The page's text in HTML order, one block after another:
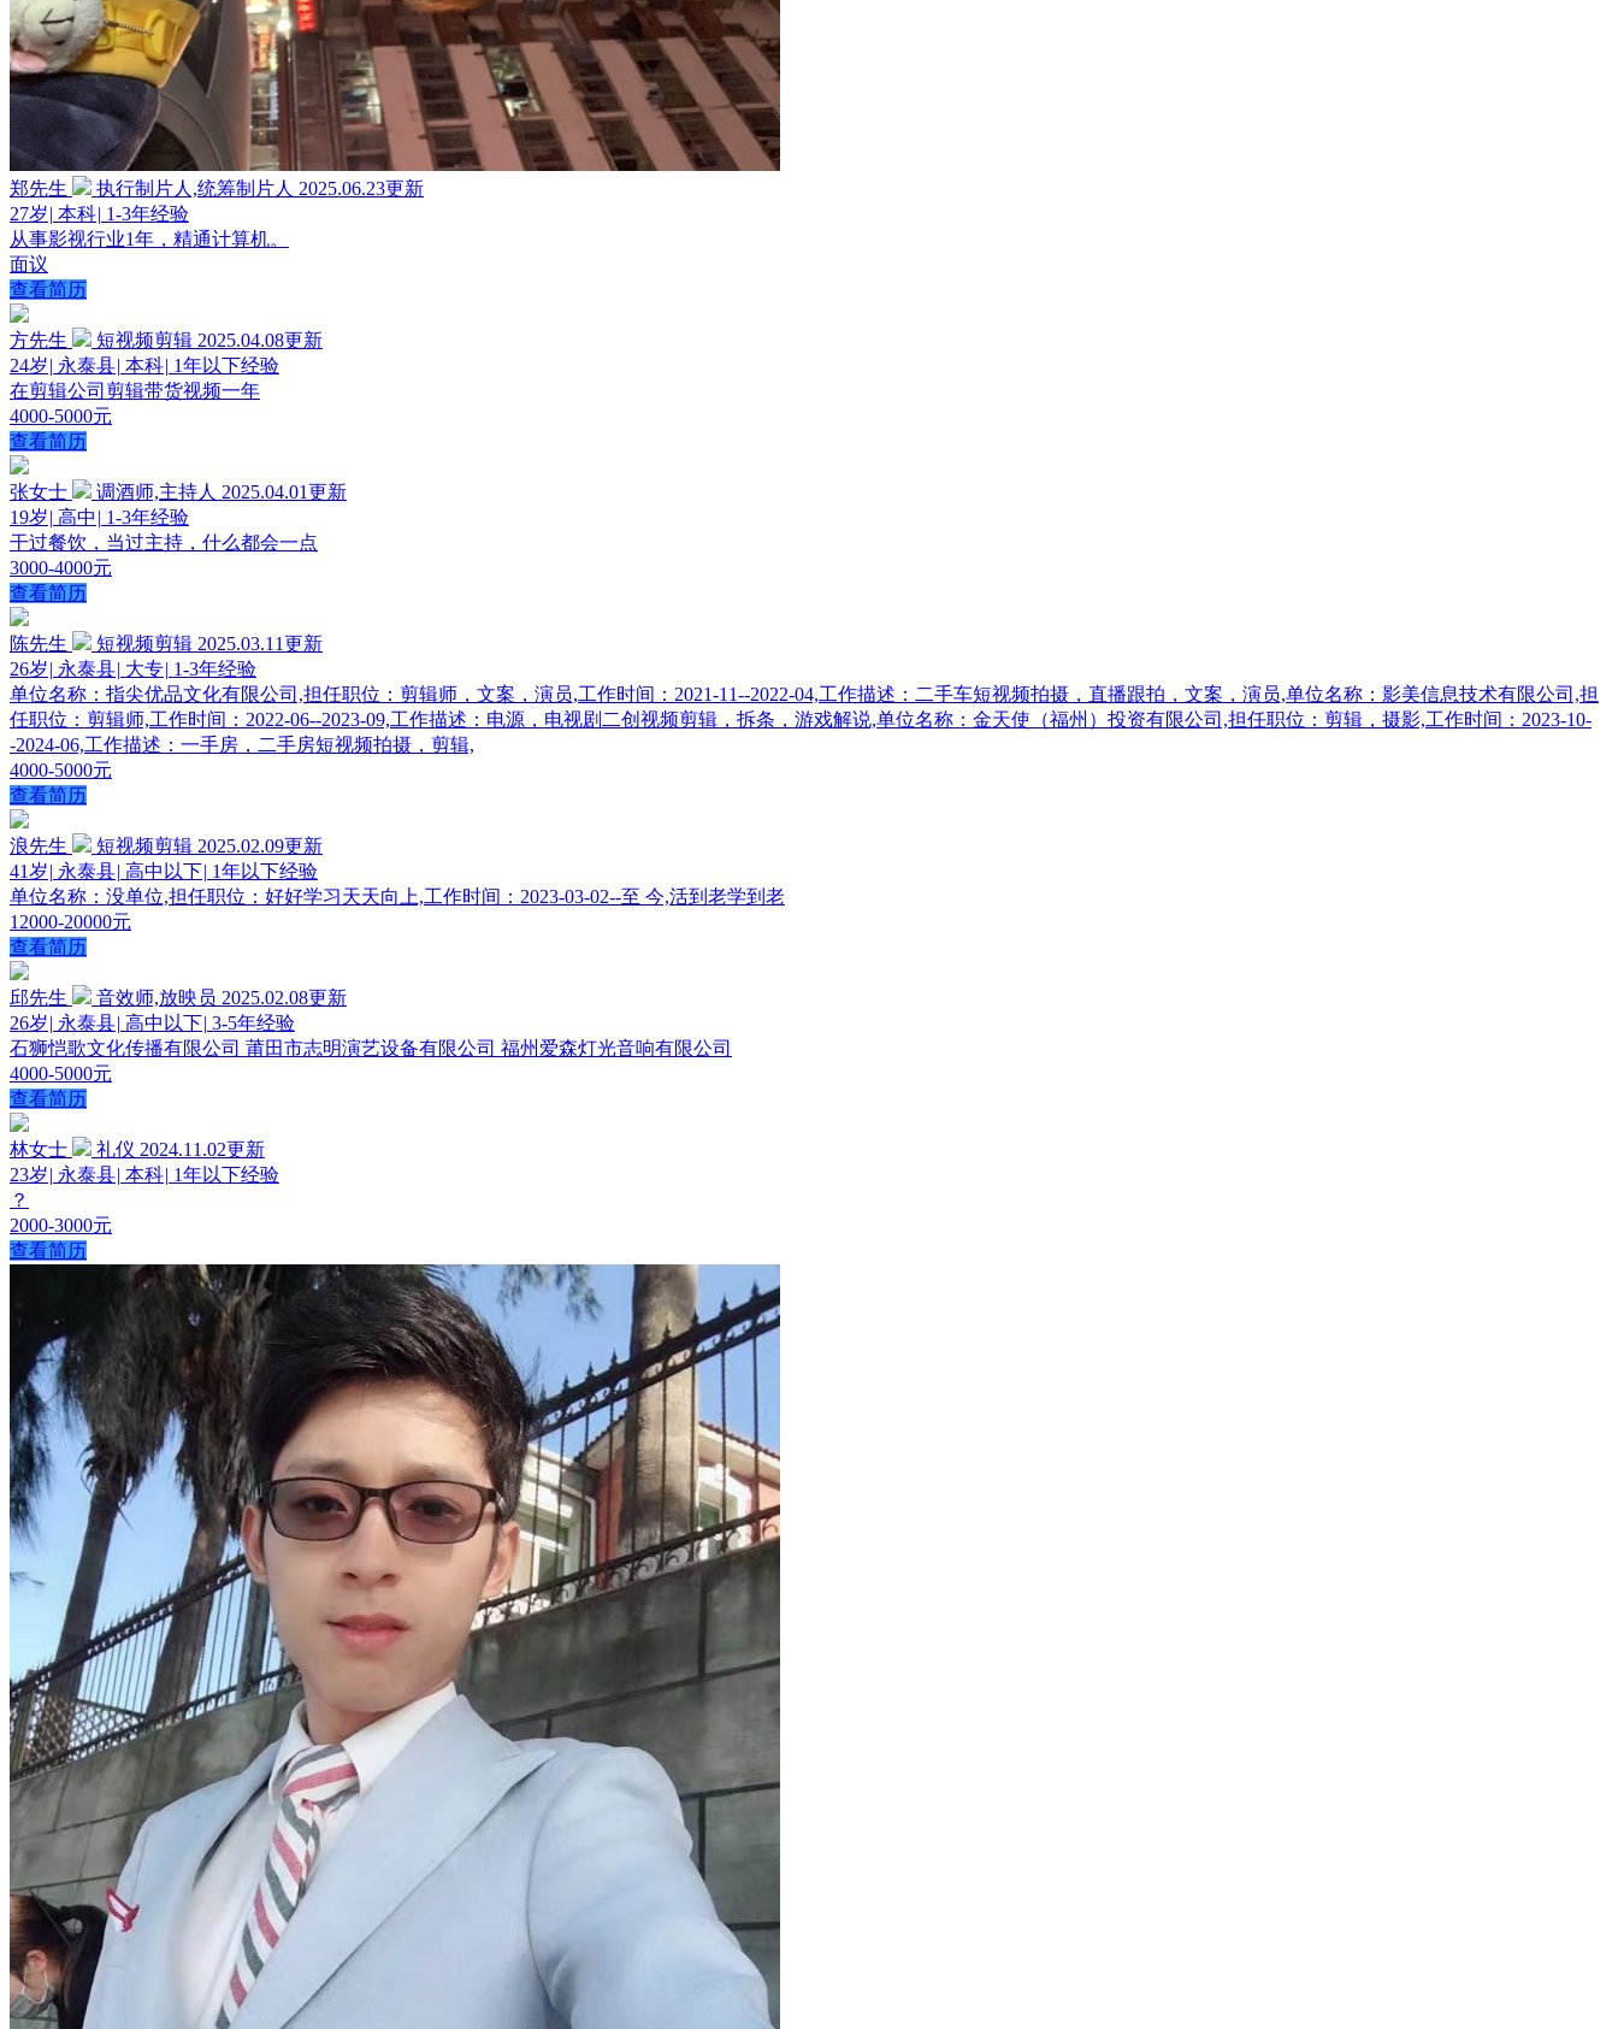
郑先生 执行制片人,统筹制片人 2025.06.23更新
27岁| 本科| 1-3年经验
从事影视行业1年，精通计算机。
面议
查看简历
方先生 短视频剪辑 2025.04.08更新
24岁| 永泰县| 本科| 1年以下经验
在剪辑公司剪辑带货视频一年
4000-5000元
查看简历
张女士 调酒师,主持人 2025.04.01更新
19岁| 高中 | 1-3年经验
干过餐饮，当过主持，什么都会一点
3000-4000元
查看简历
陈先生 短视频剪辑 2025.03.11更新
26岁| 永泰县| 大专| 1-3年经验
单位名称：指尖优品文化有限公司,担任职位：剪辑师，文案，演员,工作时间：2021-11--2022-04,工作描述：二手车短视频拍摄，直播跟拍，文案，演员,单位名称：影美信息技术有限公司,担
任职位：剪辑师,工作时间：2022-06--2023-09,工作描述：电源，电视剧二创视频剪辑，拆条，游戏解说,单位名称：金天使（福州）投资有限公司,担任职位：剪辑，摄影,工作时间：2023-10-
-2024-06,工作描述：一手房，二手房短视频拍摄，剪辑,
4000-5000元
查看简历
浪先生 短视频剪辑 2025.02.09更新
41岁| 永泰县| 高中以下| 1年以下经验
单位名称：没单位,担任职位：好好学习天天向上,工作时间：2023-03-02--至 今,活到老学到老
12000-20000元
查看简历
邱先生 音效师,放映员 2025.02.08更新
26岁| 永泰县| 高中以下| 3-5年经验
石狮恺歌文化传播有限公司 莆田市志明演艺设备有限公司 福州爱森灯光音响有限公司
4000-5000元
查看简历
林女士 礼仪 2024.11.02更新
23岁| 永泰县| 本科| 1年以下经验
？
2000-3000元
查看简历